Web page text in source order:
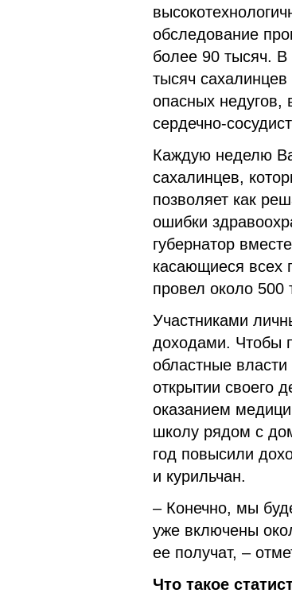
обследование
более 90 тысяч. В
тысяч
опасных недугов,
сердечно-
Каждую неделю
сахалинцев,
позволяет как
ошибки
губернатор
касающиеся всех
провел около 500
Участниками
доходами. Чтобы
областные
открытии своего
оказанием
школу рядом с
год повысили
и курильчан.
– Конечно, мы
уже включены
ее получат, –
Что такое